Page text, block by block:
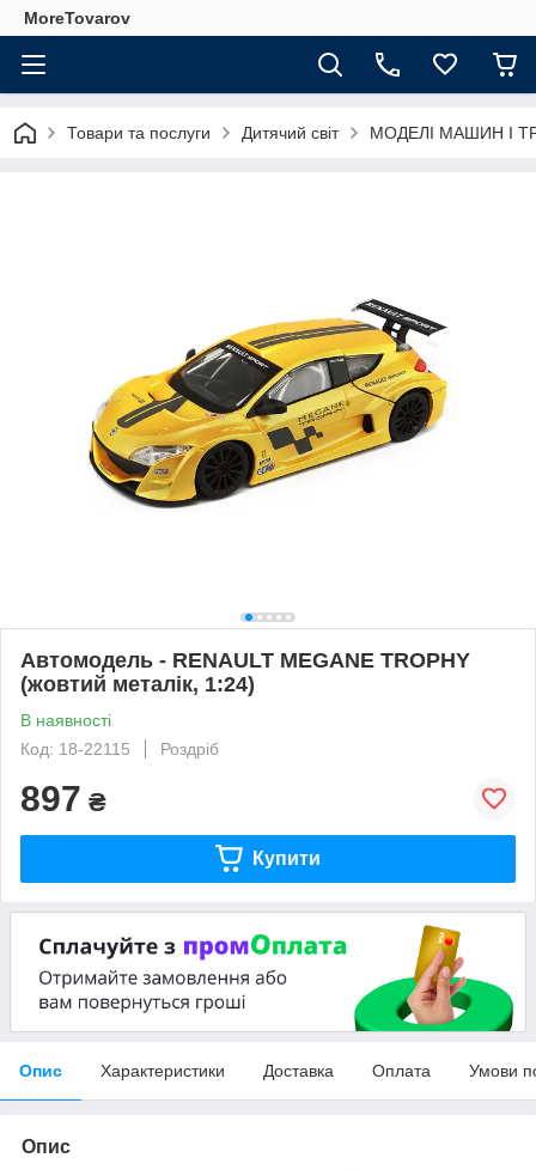
MoreTovarov
Товари та послуги Дитячий світ МОДЕЛІ МАШИН І
Автомодель - RENAULT MEGANE TROPHY
(жовтий металік, 1:24)
В наявності
Код: 18-22115
Роздріб
897 ₴
Купити
Опис Характеристики Доставка Оплата Умови
Опис